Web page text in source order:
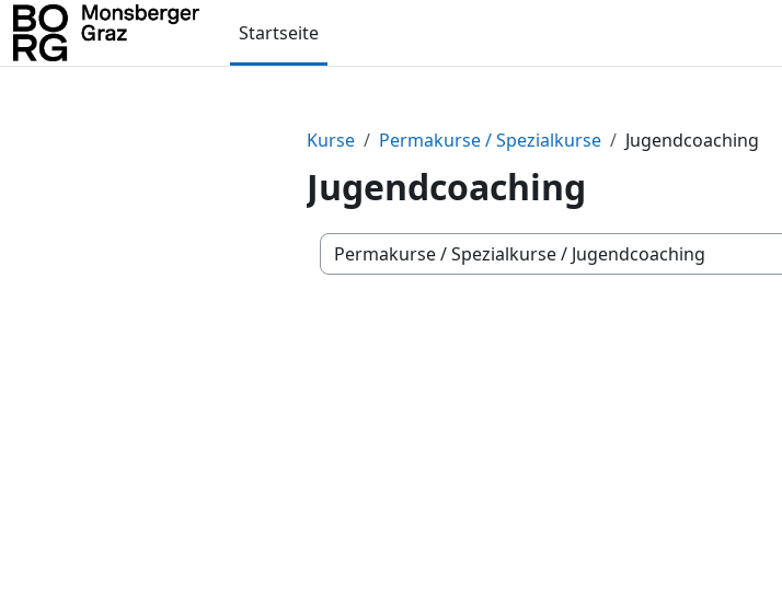
Zum Hauptinhalt
Startseite
Kurse Permakurse / Spezialkurse Jugendcoaching
Jugendcoaching
Kursbereiche